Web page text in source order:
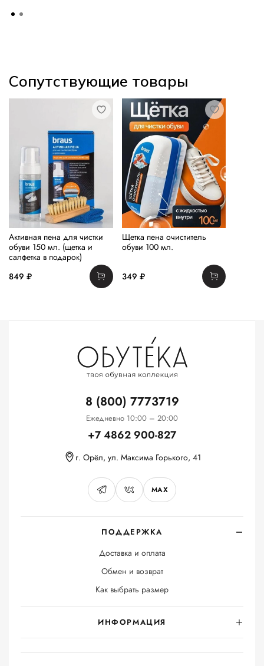
Сопутствующие товары
Активная пена для чистки
обуви 150 мл. (щетка и
салфетка в подарок)
849 ₽
Щетка пена очиститель
обуви 100 мл.
349 ₽
ПОДДЕРЖКА
Доставка и оплата
Обмен и возврат
Как выбрать размер
ИНФОРМАЦИЯ
8 (800) 7773719
Ежедневно 10:00 – 20:00
+7 4862 900-827
г. Орёл, ул. Максима Горького, 41
MAX